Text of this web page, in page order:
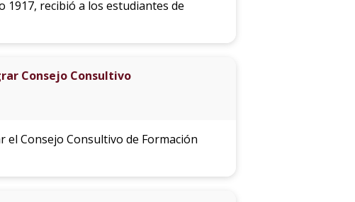
1917, recibió a los estudiantes de
Consejo Consultivo
Consejo Consultivo de Formación